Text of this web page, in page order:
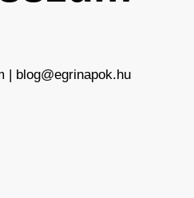
| blog@egrinapok.hu